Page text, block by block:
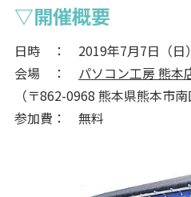
▽開催概要
日時 ： 2019年7月7日（日
会場 ： パソコン工房 熊本
（〒862-0968 熊本県熊本市南
参加費： 無料